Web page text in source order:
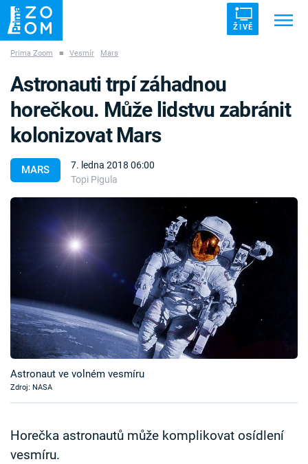
ŽIVĚ
ZÁHADY VETŘELCI DÁVNOVĚKU
Témata
Témata
Pořady
Časopis
Sledujte prima+
Sledujte nás
Prima Zoom ■ Vesmír Mars
MARS
7. ledna 2018 06:00
Topi Pigula
Astronauti trpí záhadnou
horečkou. Může lidstvu zabránit
kolonizovat Mars
Astronaut ve volném vesmíru
Zdroj: NASA
Horečka astronautů může komplikovat osídlení
vesmíru.